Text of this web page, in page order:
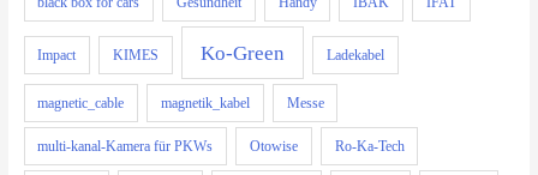
Impact KIMES Ko-Green Ladekabel
magnetic_cable magnetik_kabel Messe
multi-kanal-Kamera für PKWs Otowise Ro-Ka-Tech